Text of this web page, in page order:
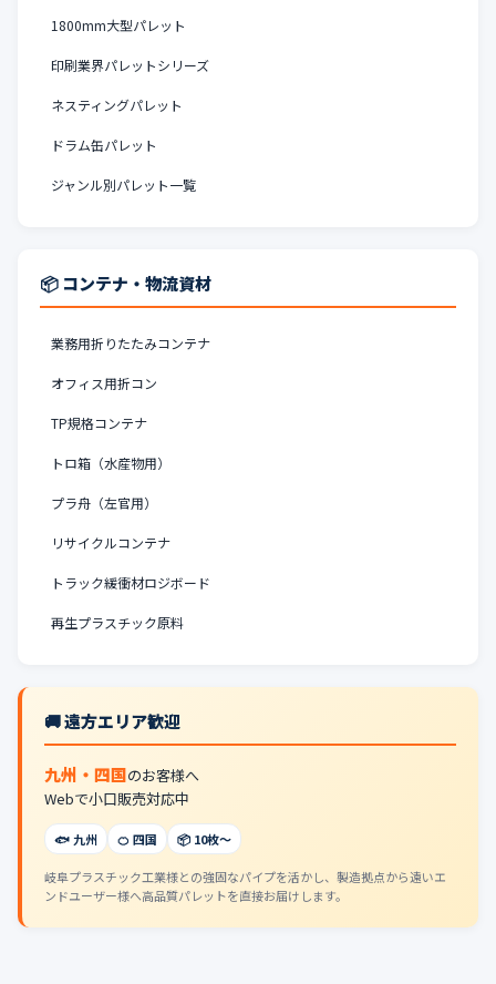
1800mm大型パレット
印刷業界パレットシリーズ
ネスティングパレット
ドラム缶パレット
ジャンル別パレット一覧
📦 コンテナ・物流資材
業務用折りたたみコンテナ
オフィス用折コン
TP規格コンテナ
トロ箱（水産物用）
プラ舟（左官用）
リサイクルコンテナ
トラック緩衝材ロジボード
再生プラスチック原料
🚚 遠方エリア歓迎
九州・四国のお客様へ
Webで小口販売対応中
🐟 九州 🍊 四国 📦 10枚〜
岐阜プラスチック工業様との強固なパイプを活かし、製造拠点から遠いエ
ンドユーザー様へ高品質パレットを直接お届けします。